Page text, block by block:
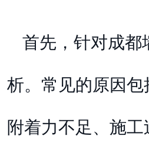
首先，针对成都
析。常见的原因
附着力不足、施